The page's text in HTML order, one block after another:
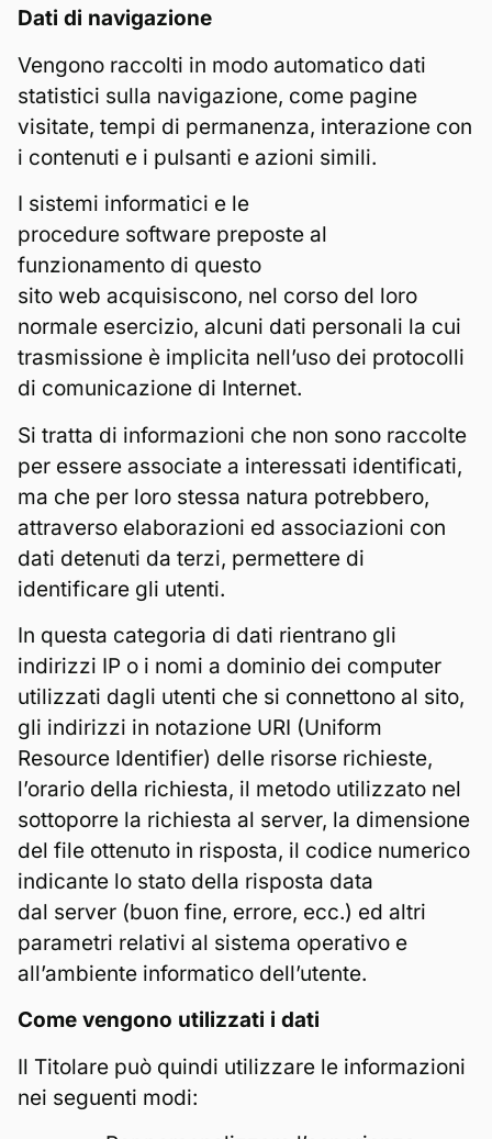
Dati di navigazione
Vengono raccolti in modo automatico dati
statistici sulla navigazione, come pagine
visitate, tempi di permanenza, interazione con
i contenuti e i pulsanti e azioni simili.
I sistemi informatici e le
procedure software preposte al
funzionamento di questo
sito web acquisiscono, nel corso del loro
normale esercizio, alcuni dati personali la cui
trasmissione è implicita nell’uso dei protocolli
di comunicazione di Internet.
Si tratta di informazioni che non sono raccolte
per essere associate a interessati identificati,
ma che per loro stessa natura potrebbero,
attraverso elaborazioni ed associazioni con
dati detenuti da terzi, permettere di
identificare gli utenti.
In questa categoria di dati rientrano gli
indirizzi IP o i nomi a dominio dei computer
utilizzati dagli utenti che si connettono al sito,
gli indirizzi in notazione URI (Uniform
Resource Identifier) delle risorse richieste,
l’orario della richiesta, il metodo utilizzato nel
sottoporre la richiesta al server, la dimensione
del file ottenuto in risposta, il codice numerico
indicante lo stato della risposta data
dal server (buon fine, errore, ecc.) ed altri
parametri relativi al sistema operativo e
all’ambiente informatico dell’utente.
Come vengono utilizzati i dati
Il Titolare può quindi utilizzare le informazioni
nei seguenti modi: